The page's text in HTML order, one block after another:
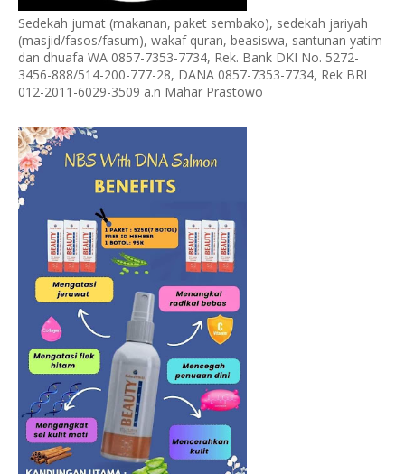
Sedekah jumat (makanan, paket sembako), sedekah jariyah
(masjid/fasos/fasum), wakaf quran, beasiswa, santunan yatim
dan dhuafa WA 0857-7353-7734, Rek. Bank DKI No. 5272-
3456-888/514-200-777-28, DANA 0857-7353-7734, Rek BRI
012-2011-6029-3509 a.n Mahar Prastowo